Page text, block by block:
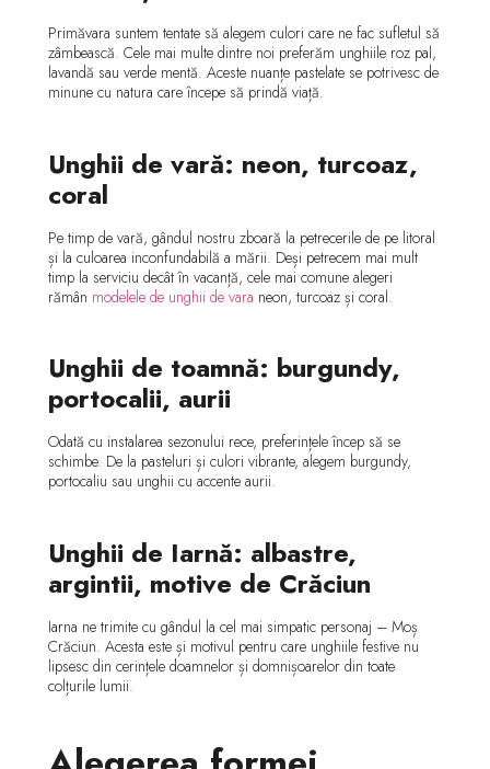
Primăvara suntem tentate să alegem culori care ne fac sufletul să
zâmbească. Cele mai multe dintre noi preferăm unghiile roz pal,
lavandă sau verde mentă. Aceste nuanțe pastelate se potrivesc de
minune cu natura care începe să prindă viață.
Unghii de vară: neon, turcoaz,
coral
Pe timp de vară, gândul nostru zboară la petrecerile de pe litoral
și la culoarea inconfundabilă a mării. Deși petrecem mai mult
timp la serviciu decât în vacanță, cele mai comune alegeri
rămân modelele de unghii de vara neon, turcoaz și coral.
Unghii de toamnă: burgundy,
portocalii, aurii
Odată cu instalarea sezonului rece, preferințele încep să se
schimbe. De la pasteluri și culori vibrante, alegem burgundy,
portocaliu sau unghii cu accente aurii.
Unghii de Iarnă: albastre,
argintii, motive de Crăciun
Iarna ne trimite cu gândul la cel mai simpatic personaj – Moș
Crăciun. Acesta este și motivul pentru care unghiile festive nu
lipsesc din cerințele doamnelor și domnișoarelor din toate
colțurile lumii.